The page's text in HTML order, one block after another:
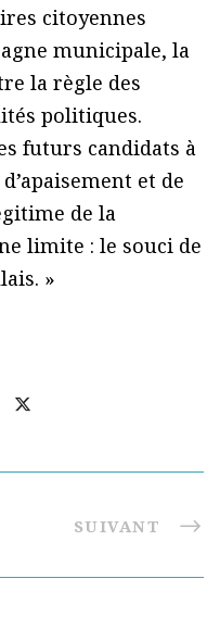
citoyennes
municipale, la
la règle des
politiques.
futurs candidats à
et de
de la
limite : le souci de
»
SUIVANT